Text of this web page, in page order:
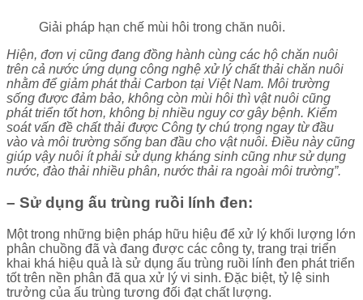
Giải pháp hạn chế mùi hôi trong chăn nuôi.
Hiện, đơn vị cũng đang đồng hành cùng các hộ chăn nuôi
trên cả nước ứng dụng công nghệ xử lý chất thải chăn nuôi
nhằm để giảm phát thải Carbon tại Việt Nam. Môi trường
sống được đảm bảo, không còn mùi hôi thì vật nuôi cũng
phát triển tốt hơn, không bị nhiều nguy cơ gây bệnh. Kiểm
soát vấn đề chất thải được Công ty chú trọng ngay từ đầu
vào và môi trường sống ban đầu cho vật nuôi. Ðiều này cũng
giúp vậy nuôi ít phải sử dụng kháng sinh cũng như sử dụng
nước, đào thải nhiều phân, nước thải ra ngoài môi trường”.
– Sử dụng ấu trùng ruồi lính đen:
Một trong những biện pháp hữu hiệu để xử lý khối lượng lớn
phân chuồng đã và đang được các công ty, trang trại triển
khai khá hiệu quả là sử dụng ấu trùng ruồi lính đen phát triển
tốt trên nền phân đã qua xử lý vi sinh. Ðặc biệt, tỷ lệ sinh
trưởng của ấu trùng tương đối đạt chất lượng.